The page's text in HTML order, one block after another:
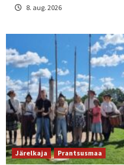
8. aug. 2026
Järelkaja Prantsusmaa